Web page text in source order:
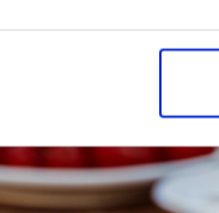
€
%